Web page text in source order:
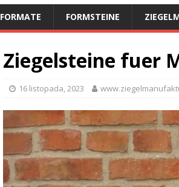
FORMATE FORMSTEINE
Ziegelsteine fuer
16 listopada, 2023